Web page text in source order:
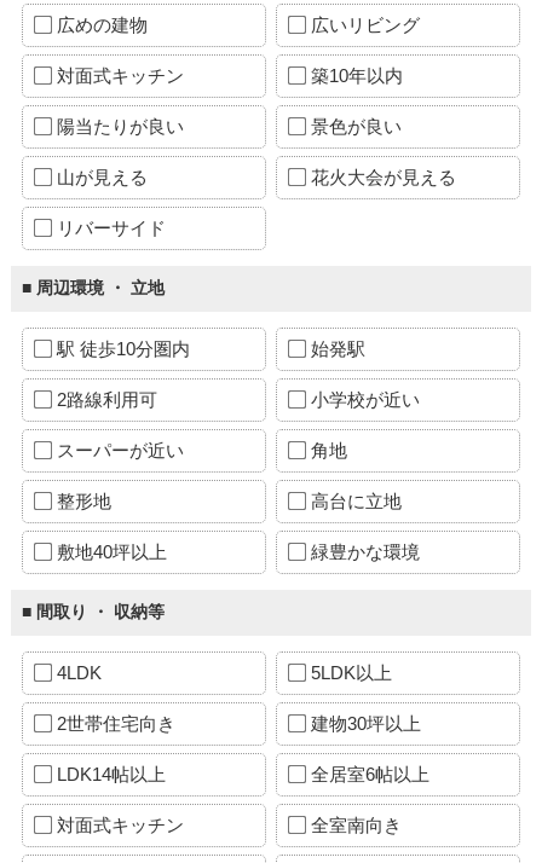
広めの建物 広いリビング
対面式キッチン 築10年以内
陽当たりが良い 景色が良い
山が見える 花火大会が見える
リバーサイド
■ 周辺環境 ・ 立地
駅 徒歩10分圏内 始発駅
2路線利用可 小学校が近い
スーパーが近い 角地
整形地 高台に立地
敷地40坪以上 緑豊かな環境
■ 間取り ・ 収納等
4LDK 5LDK以上
2世帯住宅向き 建物30坪以上
LDK14帖以上 全居室6帖以上
対面式キッチン 全室南向き